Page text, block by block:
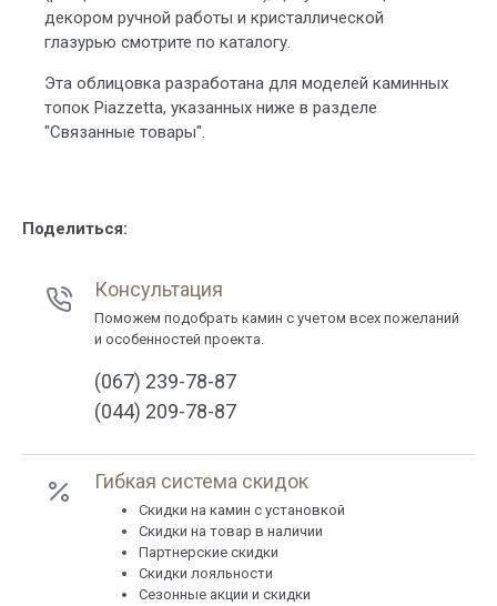
декором ручной работы и кристаллической
глазурью смотрите по каталогу.
Эта облицовка разработана для моделей каминных
топок Piazzetta, указанных ниже в разделе
"Связанные товары".
Поделиться:
Консультация
Поможем подобрать камин с учетом всех пожеланий
и особенностей проекта.
(067) 239-78-87
(044) 209-78-87
Гибкая система скидок
Cкидки на камин с установкой
Скидки на товар в наличии
Партнерские скидки
Скидки лояльности
Сезонные акции и скидки